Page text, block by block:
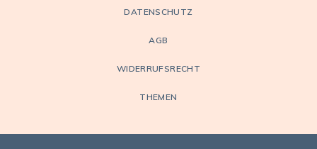
DATENSCHUTZ
AGB
WIDERRUFSRECHT
THEMEN